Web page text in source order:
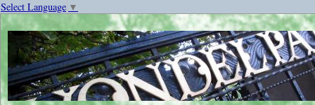
Select Language ▼